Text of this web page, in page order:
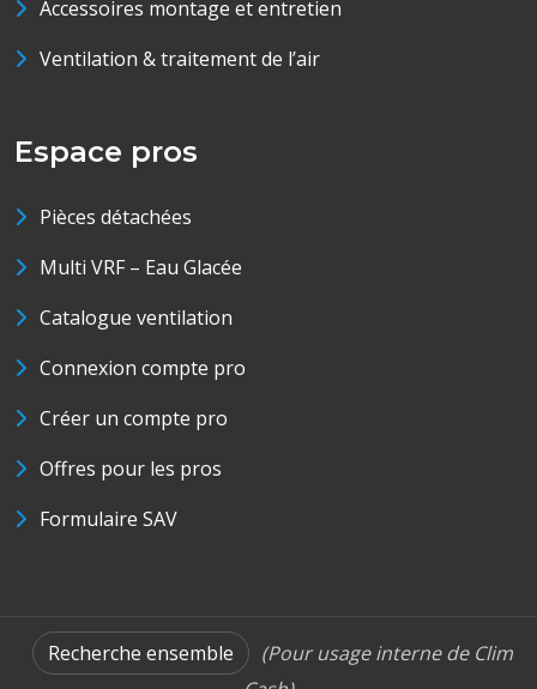
Accessoires montage et entretien
Ventilation & traitement de l’air
Espace pros
Pièces détachées
Multi VRF – Eau Glacée
Catalogue ventilation
Connexion compte pro
Créer un compte pro
Offres pour les pros
Formulaire SAV
Recherche ensemble
(Pour usage interne de Clim